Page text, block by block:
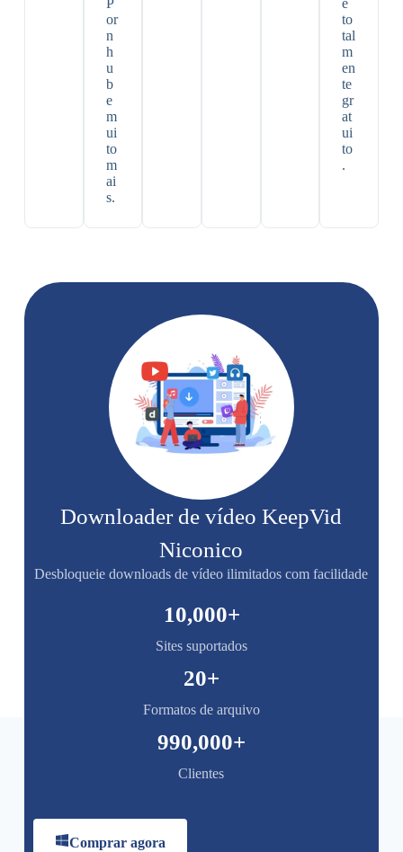
P
or
n
h
u
b
e
m
ui
to
m
ai
s.
é
to
tal
m
en
te
gr
at
ui
to
.
Downloader de vídeo KeepVid
Niconico
Desbloqueie downloads de vídeo ilimitados com facilidade
Sites suportados
10,000+
Formatos de arquivo
20+
Clientes
990,000+
Comprar agora